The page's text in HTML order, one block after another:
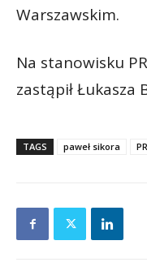
Warszawskim.
Na stanowisku
zastąpił Łukasza
TAGS paweł sikora